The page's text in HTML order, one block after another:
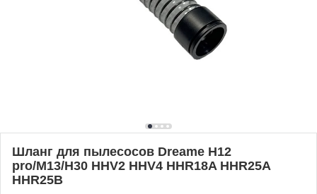
Шланг для пылесосов Dreame H12
pro/M13/H30 HHV2 HHV4 HHR18A HHR25A
HHR25B